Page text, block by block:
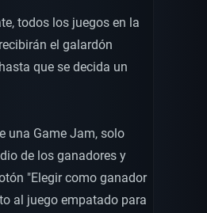
todos los juegos en la
el galardón
que se decida un
una Game Jam, solo
de los ganadores y
"Elegir como ganador
al juego empatado para